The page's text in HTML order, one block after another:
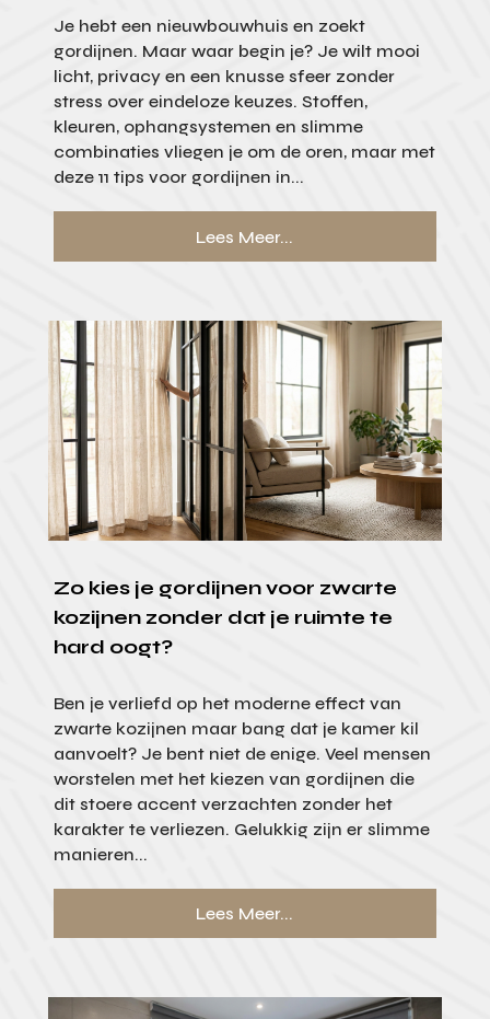
Je hebt een nieuwbouwhuis en zoekt
gordijnen. Maar waar begin je? Je wilt mooi
licht, privacy en een knusse sfeer zonder
stress over eindeloze keuzes. Stoffen,
kleuren, ophangsystemen en slimme
combinaties vliegen je om de oren, maar met
deze 11 tips voor gordijnen in...
Lees Meer...
Zo kies je gordijnen voor zwarte
kozijnen zonder dat je ruimte te
hard oogt?
Ben je verliefd op het moderne effect van
zwarte kozijnen maar bang dat je kamer kil
aanvoelt? Je bent niet de enige. Veel mensen
worstelen met het kiezen van gordijnen die
dit stoere accent verzachten zonder het
karakter te verliezen. Gelukkig zijn er slimme
manieren...
Lees Meer...